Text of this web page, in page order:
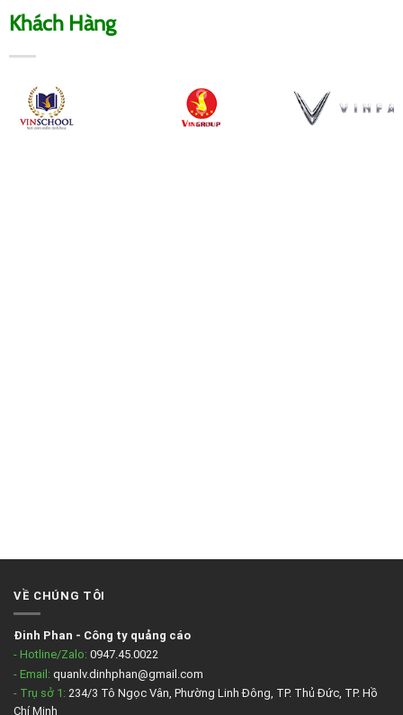
Khách Hàng
VỀ CHÚNG TÔI
Đinh Phan - Công ty quảng cáo
- Hotline/Zalo: 0947.45.0022
- Email: quanlv.dinhphan@gmail.com
- Trụ sở 1: 234/3 Tô Ngọc Vân, Phường Linh Đông, TP. Thủ Đức, TP. Hồ
Chí Minh